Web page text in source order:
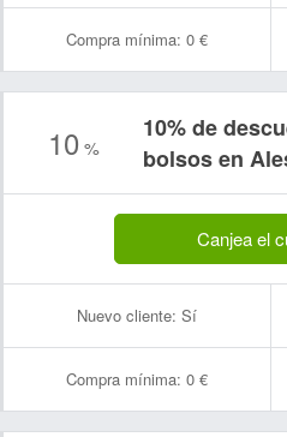
Compra mínima: 0 €
10 %
10% de
bolsos en
Canjea el
Nuevo cliente: Sí
Compra mínima: 0 €